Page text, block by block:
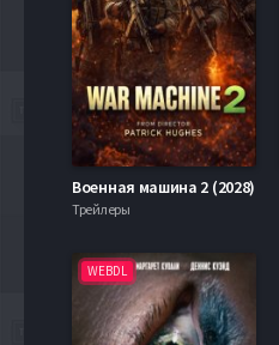
Военная машина 2 (2028)
Трейлеры
WEBDL